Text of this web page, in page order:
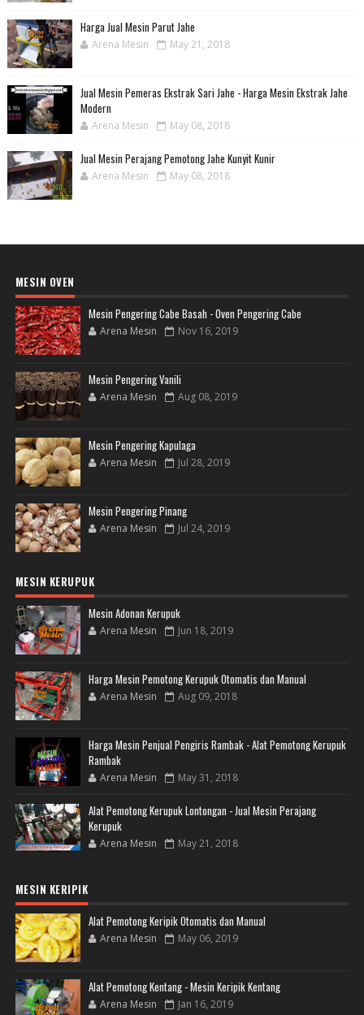
Harga Jual Mesin Parut Jahe
Arena Mesin May 21, 2018
Jual Mesin Pemeras Ekstrak Sari Jahe - Harga Mesin Ekstrak Jahe
Modern
Arena Mesin May 08, 2018
Jual Mesin Perajang Pemotong Jahe Kunyit Kunir
Arena Mesin May 08, 2018
MESIN OVEN
Mesin Pengering Cabe Basah - Oven Pengering Cabe
Arena Mesin Nov 16, 2019
Mesin Pengering Vanili
Arena Mesin Aug 08, 2019
Mesin Pengering Kapulaga
Arena Mesin Jul 28, 2019
Mesin Pengering Pinang
Arena Mesin Jul 24, 2019
MESIN KERUPUK
Mesin Adonan Kerupuk
Arena Mesin Jun 18, 2019
Harga Mesin Pemotong Kerupuk Otomatis dan Manual
Arena Mesin Aug 09, 2018
Harga Mesin Penjual Pengiris Rambak - Alat Pemotong Kerupuk
Rambak
Arena Mesin May 31, 2018
Alat Pemotong Kerupuk Lontongan - Jual Mesin Perajang
Kerupuk
Arena Mesin May 21, 2018
MESIN KERIPIK
Alat Pemotong Keripik Otomatis dan Manual
Arena Mesin May 06, 2019
Alat Pemotong Kentang - Mesin Keripik Kentang
Arena Mesin Jan 16, 2019